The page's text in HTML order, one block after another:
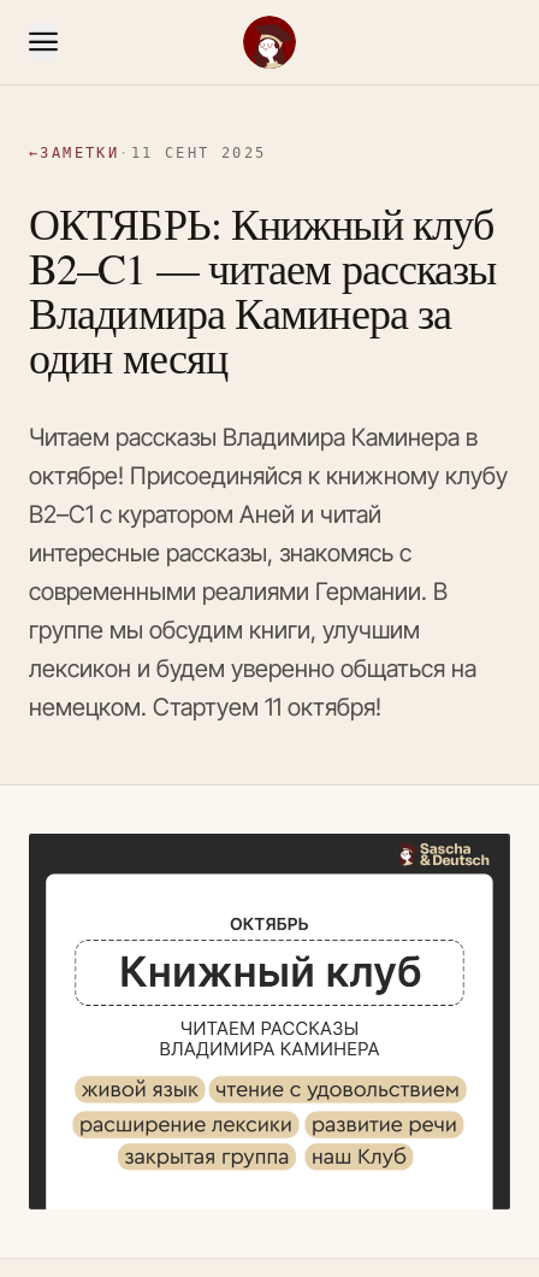
←ЗАМЕТКИ · 11 СЕНТ 2025
ОКТЯБРЬ: Книжный клуб
B2–C1 — читаем рассказы
Владимира Каминера за
один месяц
Читаем рассказы Владимира Каминера в
октябре! Присоединяйся к книжному клубу
B2–C1 с куратором Аней и читай
интересные рассказы, знакомясь с
современными реалиями Германии. В
группе мы обсудим книги, улучшим
лексикон и будем уверенно общаться на
немецком. Стартуем 11 октября!